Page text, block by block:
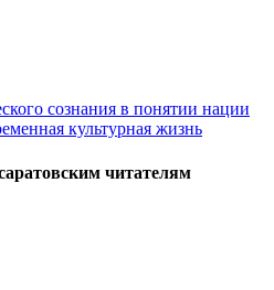
культурная жизнь
читателям